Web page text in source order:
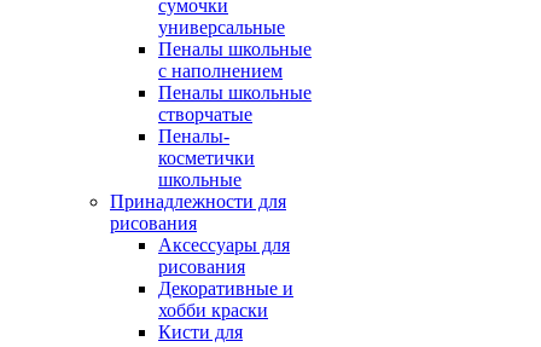
сумочки
универсальные
Пеналы школьные
с наполнением
Пеналы школьные
створчатые
Пеналы-
косметички
школьные
Принадлежности для
рисования
Аксессуары для
рисования
Декоративные и
хобби краски
Кисти для